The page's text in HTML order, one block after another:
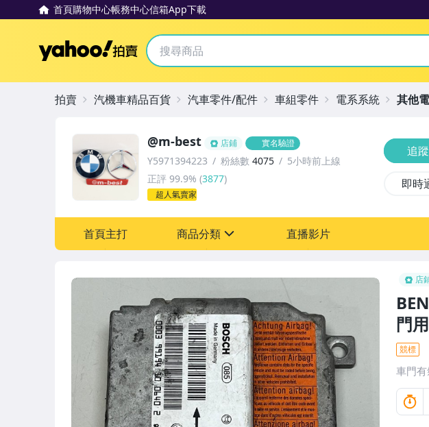
首頁購物中心帳務中心信箱App下載
Yahoo拍賣
店
門
競標
車門
@m-best 店鋪 實名驗證
Y5971394223 粉絲數 4075
5小時前上線
正評 99.9% (3877)
超人氣賣家
追蹤
即時
首頁主打 商品分類 直播影片
拍賣 汽機車精品百貨 汽車零件/配件 車組零件 電系系統 其他